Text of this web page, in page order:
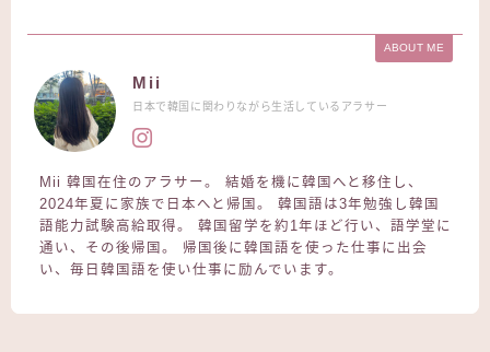
ABOUT ME
Mii
日本で韓国に関わりながら生活しているアラサー
Mii 韓国在住のアラサー。 結婚を機に韓国へと移住し、
2024年夏に家族で日本へと帰国。 韓国語は3年勉強し韓国
語能力試験高給取得。 韓国留学を約1年ほど行い、語学堂に
通い、その後帰国。 帰国後に韓国語を使った仕事に出会
い、毎日韓国語を使い仕事に励んでいます。